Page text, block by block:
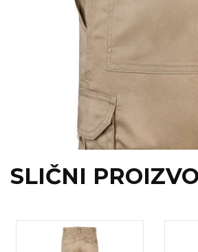
SLIČNI